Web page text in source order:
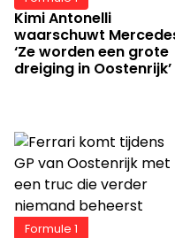
Kimi Antonelli
waarschuwt
‘Ze worden een grote
dreiging in Oostenrijk’
Formule 1